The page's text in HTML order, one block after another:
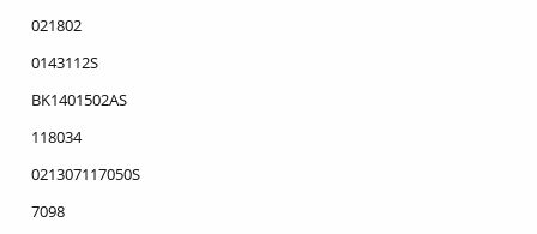
021802
0143112S
BK1401502AS
118034
021307117050S
7098